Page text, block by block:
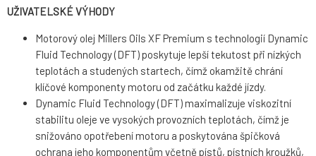
UŽIVATELSKÉ VÝHODY
Motorový olej Millers Oils XF Premium s technologií Dynamic
Fluid Technology (DFT) poskytuje lepší tekutost při nízkých
teplotách a studených startech, čímž okamžitě chrání
klíčové komponenty motoru od začátku každé jízdy.
Dynamic Fluid Technology (DFT) maximalizuje viskozitní
stabilitu oleje ve vysokých provozních teplotách, čímž je
snižováno opotřebení motoru a poskytována špičková
ochrana jeho komponentům včetně pístů, pístních kroužků,